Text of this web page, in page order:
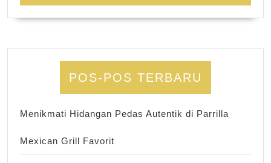
POS-POS TERBARU
Menikmati Hidangan Pedas Autentik di Parrilla
Mexican Grill Favorit